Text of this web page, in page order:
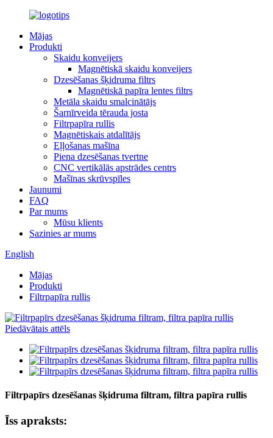
Mājas
Produkti
Skaidu konveijers
Magnētiskā skaidu konveijers
Dzesēšanas šķidruma filtrs
Magnētiskā papīra lentes filtrs
Metāla skaidu smalcinātājs
Šarnīrveida tērauda josta
Filtrpapīra rullis
Magnētiskais atdalītājs
Eļļošanas mašīna
Piena dzesēšanas tvertne
CNC vertikālās apstrādes centrs
Mašīnas skrūvspīles
Jaunumi
FAQ
Par mums
Mūsu klients
Sazinies ar mums
English
Mājas
Produkti
Filtrpapīra rullis
Filtrpapīrs dzesēšanas šķidruma filtram, filtra papīra rullis
Īss apraksts: